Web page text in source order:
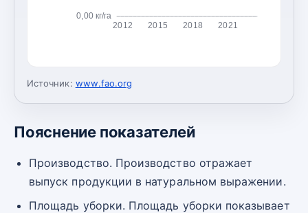
0,00 кг/га
2012 2015 2018 2021
Источник: www.fao.org
Пояснение показателей
Производство. Производство отражает
выпуск продукции в натуральном выражении.
Площадь уборки. Площадь уборки показывает